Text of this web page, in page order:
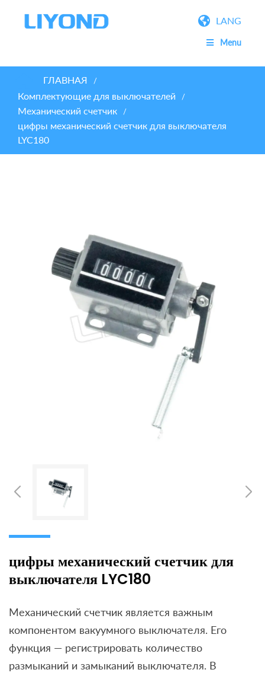
LANG
Menu
ГЛАВНАЯ /
Комплектующие для выключателей /
Механический счетчик /
цифры механический счетчик для выключателя
LYC180
цифры механический счетчик для
выключателя LYC180
Механический счетчик является важным
компонентом вакуумного выключателя. Его
функция — регистрировать количество
размыканий и замыканий выключателя. В